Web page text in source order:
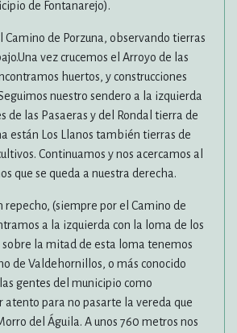
de Fontanarejo).
Camino de Porzuna, observando tierras
vez crucemos el Arroyo de las
huertos, y construcciones
nuestro sendero a la izquierda
de las Pasaeras y del Rondal tierra de
están Los Llanos también tierras de
Continuamos y nos acercamos al
que se queda a nuestra derecha.
repecho, (siempre por el Camino de
a la izquierda con la loma de los
sobre la mitad de esta loma tenemos
de Valdehornillos, o más conocido
gentes del municipio como
atento para no pasarte la vereda que
del Águila. A unos 760 metros nos